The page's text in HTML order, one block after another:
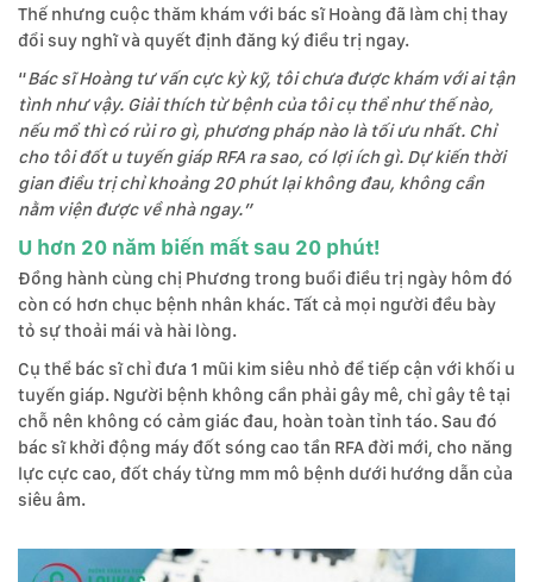
Thế nhưng cuộc thăm khám với bác sĩ Hoàng đã làm chị thay
đổi suy nghĩ và quyết định đăng ký điều trị ngay.
“Bác sĩ Hoàng tư vấn cực kỳ kỹ, tôi chưa được khám với ai tận
tình như vậy. Giải thích từ bệnh của tôi cụ thể như thế nào,
nếu mổ thì có rủi ro gì, phương pháp nào là tối ưu nhất. Chỉ
cho tôi đốt u tuyến giáp RFA ra sao, có lợi ích gì. Dự kiến thời
gian điều trị chỉ khoảng 20 phút lại không đau, không cần
nằm viện được về nhà ngay.”
U hơn 20 năm biến mất sau 20 phút!
Đồng hành cùng chị Phương trong buổi điều trị ngày hôm đó
còn có hơn chục bệnh nhân khác. Tất cả mọi người đều bày
tỏ sự thoải mái và hài lòng.
Cụ thể bác sĩ chỉ đưa 1 mũi kim siêu nhỏ để tiếp cận với khối u
tuyến giáp. Người bệnh không cần phải gây mê, chỉ gây tê tại
chỗ nên không có cảm giác đau, hoàn toàn tỉnh táo. Sau đó
bác sĩ khởi động máy đốt sóng cao tần RFA đời mới, cho năng
lực cực cao, đốt cháy từng mm mô bệnh dưới hướng dẫn của
siêu âm.